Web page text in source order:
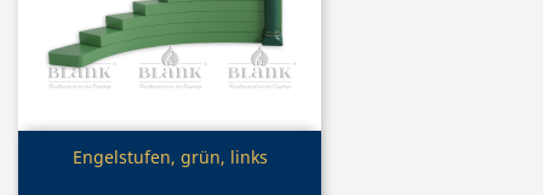
Vorschau
Engelstufen, grün, links